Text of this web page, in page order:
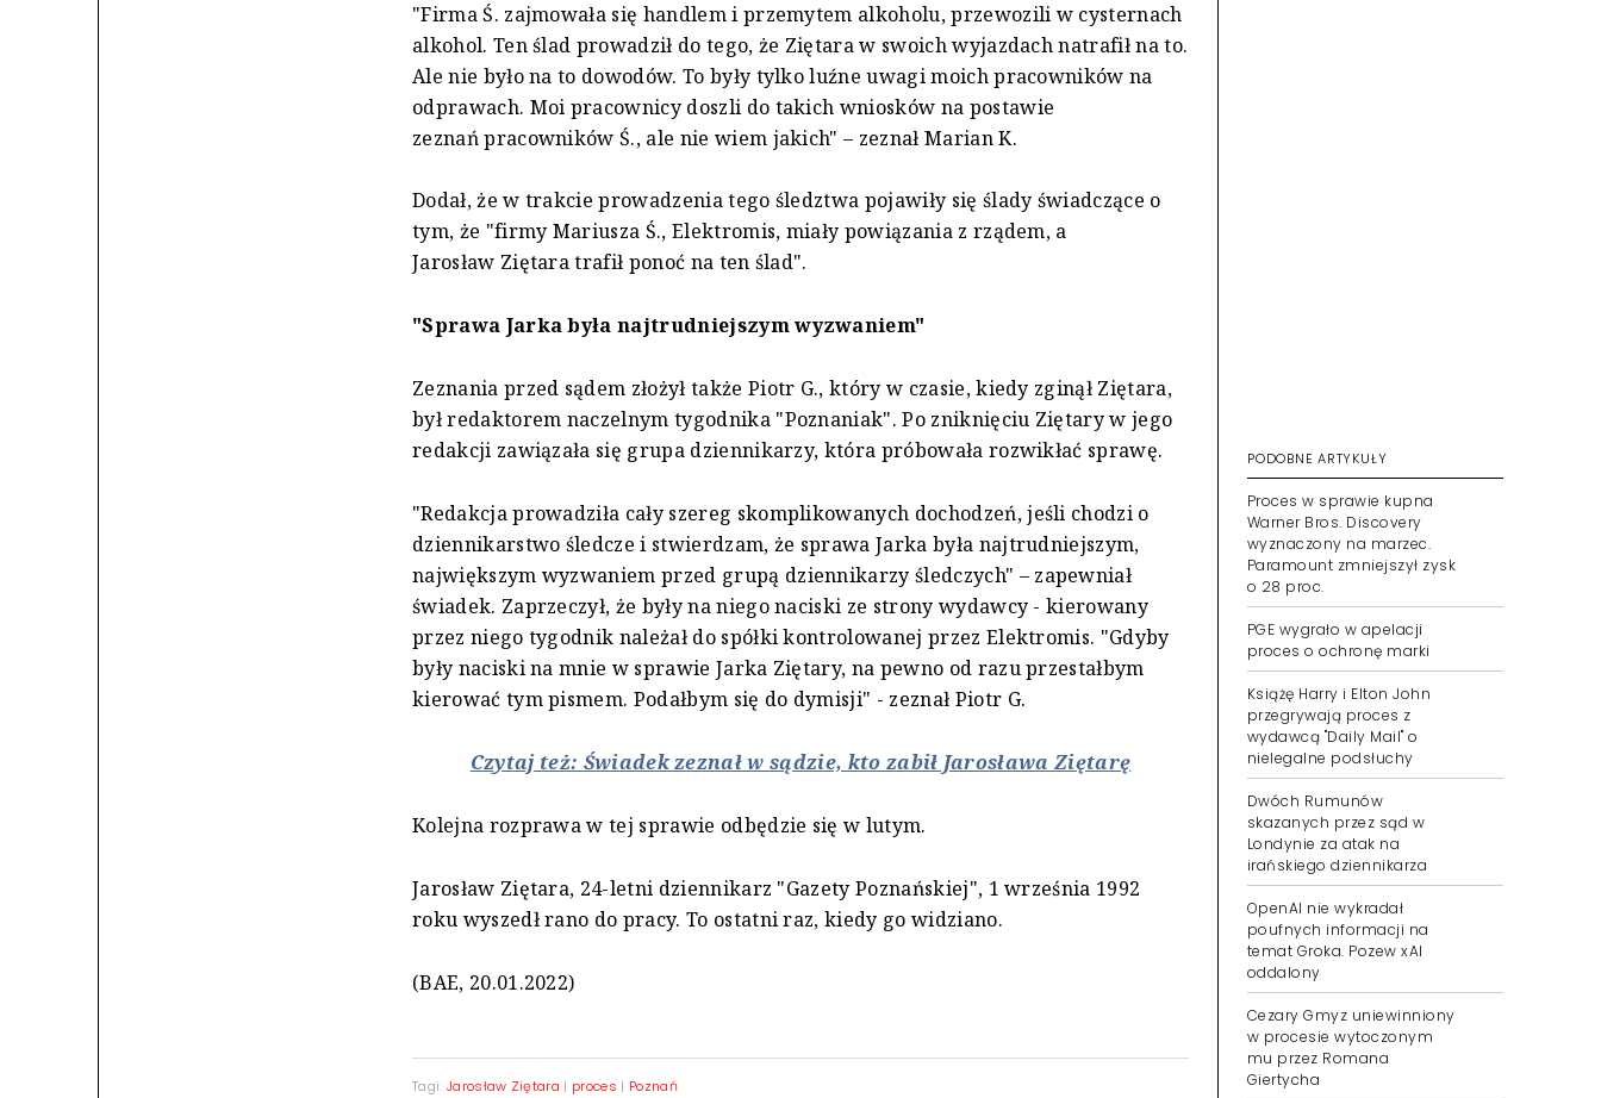
"Firma Ś. zajmowała się handlem i przemytem alkoholu, przewozili w cysternach
alkohol. Ten ślad prowadził do tego, że Ziętara w swoich wyjazdach natrafił na to.
Ale nie było na to dowodów. To były tylko luźne uwagi moich pracowników na
odprawach. Moi pracownicy doszli do takich wniosków na postawie
zeznań pracowników Ś., ale nie wiem jakich" – zeznał Marian K.
Dodał, że w trakcie prowadzenia tego śledztwa pojawiły się ślady świadczące o
tym, że "firmy Mariusza Ś., Elektromis, miały powiązania z rządem, a
Jarosław Ziętara trafił ponoć na ten ślad".
"Sprawa Jarka była najtrudniejszym wyzwaniem"
Zeznania przed sądem złożył także Piotr G., który w czasie, kiedy zginął Ziętara,
był redaktorem naczelnym tygodnika "Poznaniak". Po zniknięciu Ziętary w jego
redakcji zawiązała się grupa dziennikarzy, która próbowała rozwikłać sprawę.
"Redakcja prowadziła cały szereg skomplikowanych dochodzeń, jeśli chodzi o
dziennikarstwo śledcze i stwierdzam, że sprawa Jarka była najtrudniejszym,
największym wyzwaniem przed grupą dziennikarzy śledczych" – zapewniał
świadek. Zaprzeczył, że były na niego naciski ze strony wydawcy - kierowany
przez niego tygodnik należał do spółki kontrolowanej przez Elektromis. "Gdyby
były naciski na mnie w sprawie Jarka Ziętary, na pewno od razu przestałbym
kierować tym pismem. Podałbym się do dymisji" - zeznał Piotr G.
Czytaj też: Świadek zeznał w sądzie, kto zabił Jarosława Ziętarę
Kolejna rozprawa w tej sprawie odbędzie się w lutym.
Jarosław Ziętara, 24-letni dziennikarz "Gazety Poznańskiej", 1 września 1992
roku wyszedł rano do pracy. To ostatni raz, kiedy go widziano.
(BAE, 20.01.2022)
Tagi: Jarosław Ziętara | proces | Poznań
PODOBNE ARTYKUŁY
Proces w sprawie kupna
Warner Bros. Discovery
wyznaczony na marzec.
Paramount zmniejszył zysk
o 28 proc.
PGE wygrało w apelacji
proces o ochronę marki
Książę Harry i Elton John
przegrywają proces z
wydawcą "Daily Mail" o
nielegalne podsłuchy
Dwóch Rumunów
skazanych przez sąd w
Londynie za atak na
irańskiego dziennikarza
OpenAI nie wykradał
poufnych informacji na
temat Groka. Pozew xAI
oddalony